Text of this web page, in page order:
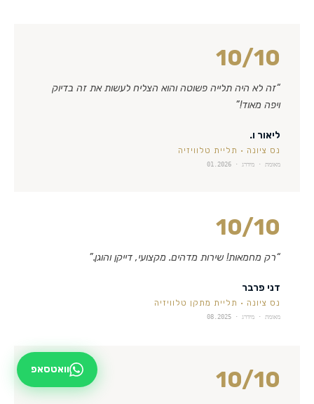
10/10
“זה לא היה תלייה פשוטה והוא הצליח לעשות את זה בדיוק
ויפה מאוד!”
ליאור ו.
נס ציונה · תליית טלוויזיה
מאומת · מידרג · 01.2026
10/10
“רק מחמאות! שירות מדהים. מקצועי, דייקן והוגן.”
דני פרבר
נס ציונה · תליית מתקן טלוויזיה
מאומת · מידרג · 08.2025
10/10 וואטסאפ